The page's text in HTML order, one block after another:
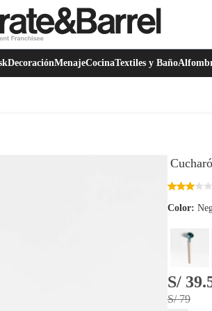
DecoraciónMenajeCocinaTextiles y Baño
Color:
S/
S/ 79